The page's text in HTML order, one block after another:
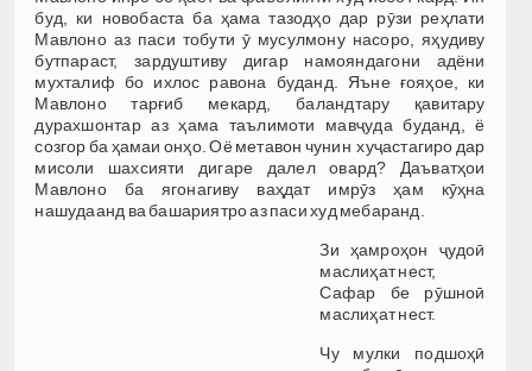
буд, ки новобаста ба ҳама тазодҳо дар рӯзи реҳлати
Мавлоно аз паси тобути ӯ мусулмону насоро, яҳудиву
бутпараст, зардуштиву дигар намояндагони адёни
мухталиф бо ихлос равона буданд. Яъне ғояҳое, ки
Мавлоно тарғиб мекард, баландтару қавитару
дурахшонтар аз ҳама таълимоти мавҷуда буданд, ё
созгор ба ҳамаи онҳо. Оё метавон чунин хуҷастагиро дар
мисоли шахсияти дигаре далел овард? Даъватҳои
Мавлоно ба ягонагиву ваҳдат имрӯз ҳам кӯҳна
нашудаанд ва башариятро аз паси худ мебаранд.
Зи ҳамроҳон ҷудоӣ
маслиҳат нест,
Сафар бе рӯшноӣ
маслиҳат нест.
Чу мулки подшоҳӣ